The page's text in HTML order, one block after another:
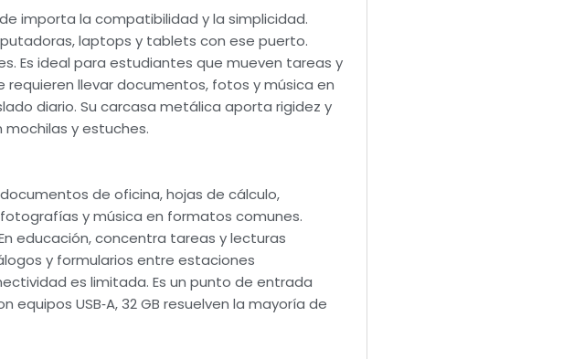
importa la compatibilidad y la simplicidad.
laptops y tablets con ese puerto.
Es ideal para estudiantes que mueven tareas y
llevar documentos, fotos y música en
diario. Su carcasa metálica aporta rigidez y
mochilas y estuches.
de oficina, hojas de cálculo,
y música en formatos comunes.
educación, concentra tareas y lecturas
y formularios entre estaciones
es limitada. Es un punto de entrada
USB‑A, 32 GB resuelven la mayoría de